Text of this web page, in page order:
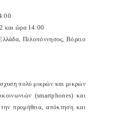
και ώρα 14:00
Πελοπόννησος, Βόρειο
πολύ μικρών και μικρών
(smartphones) και
την προμήθεια, απόκτηση και